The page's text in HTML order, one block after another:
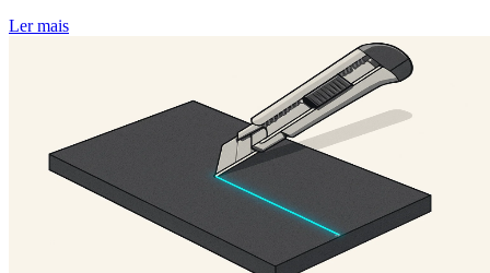
Ler mais